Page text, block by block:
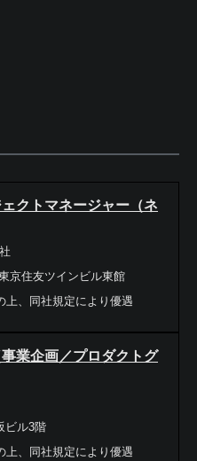
クトマネージャー（ネ
京住友ツインビル東館
上、同社規定により優遇
業企画／プロダクトグ
ビル3階
上、同社規定により優遇